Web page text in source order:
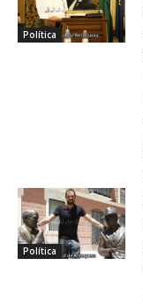
Política
Política